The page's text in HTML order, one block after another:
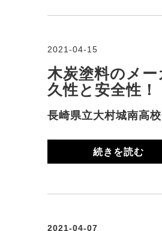
2021-04-15
木炭塗料のメ
久性と安全性！
長崎県立大村城南高
続きを読む
2021-04-07